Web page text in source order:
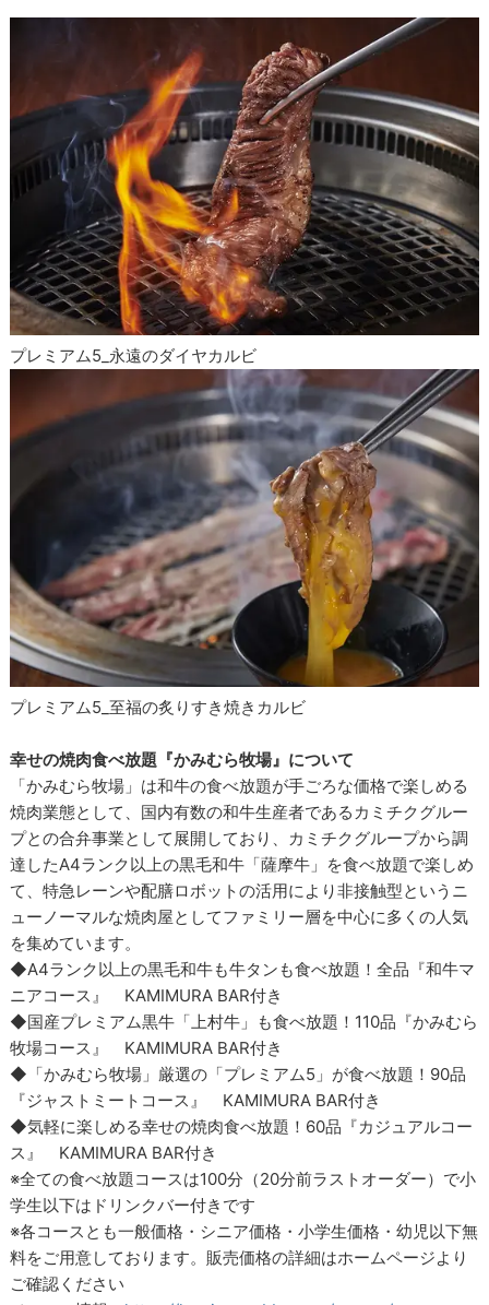
プレミアム5_永遠のダイヤカルビ
プレミアム5_至福の炙りすき焼きカルビ
幸せの焼肉食べ放題『かみむら牧場』について
「かみむら牧場」は和牛の食べ放題が手ごろな価格で楽しめる
焼肉業態として、国内有数の和牛生産者であるカミチクグルー
プとの合弁事業として展開しており、カミチクグループから調
達したA4ランク以上の黒毛和牛「薩摩牛」を食べ放題で楽しめ
て、特急レーンや配膳ロボットの活用により非接触型というニ
ューノーマルな焼肉屋としてファミリー層を中心に多くの人気
を集めています。
◆A4ランク以上の黒毛和牛も牛タンも食べ放題！全品『和牛マ
ニアコース』 KAMIMURA BAR付き
◆国産プレミアム黒牛「上村牛」も食べ放題！110品『かみむら
牧場コース』 KAMIMURA BAR付き
◆「かみむら牧場」厳選の「プレミアム5」が食べ放題！90品
『ジャストミートコース』 KAMIMURA BAR付き
◆気軽に楽しめる幸せの焼肉食べ放題！60品『カジュアルコー
ス』 KAMIMURA BAR付き
※全ての食べ放題コースは100分（20分前ラストオーダー）で小
学生以下はドリンクバー付きです
※各コースとも一般価格・シニア価格・小学生価格・幼児以下無
料をご用意しております。販売価格の詳細はホームページより
ご確認ください